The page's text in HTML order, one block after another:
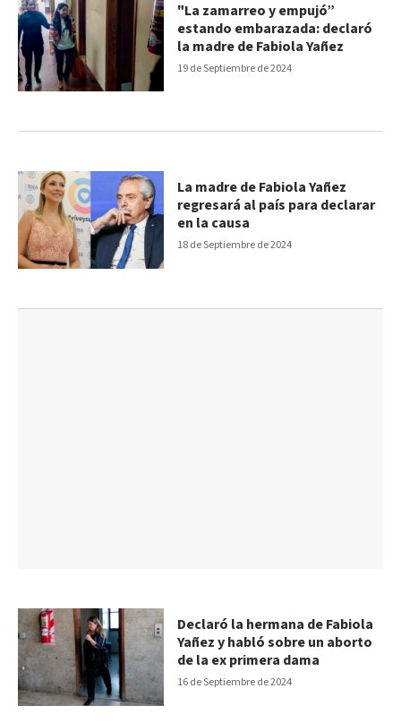
19 de Septiembre de 2024
"La zamarreo y empujó”
estando embarazada: declaró
la madre de Fabiola Yañez
18 de Septiembre de 2024
La madre de Fabiola Yañez
regresará al país para declarar
en la causa
16 de Septiembre de 2024
Declaró la hermana de Fabiola
Yañez y habló sobre un aborto
de la ex primera dama